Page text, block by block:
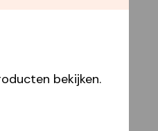
bekijken.